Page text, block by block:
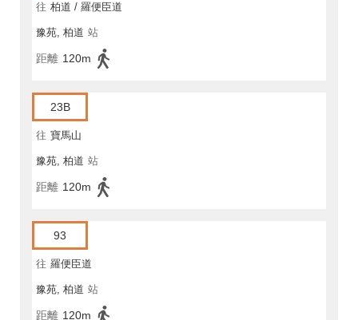
往 柏道 / 羅便臣道
豫苑, 柏道 站
距離 120m
23B
往 寶馬山
豫苑, 柏道 站
距離 120m
93
往 羅便臣道
豫苑, 柏道 站
距離 120m